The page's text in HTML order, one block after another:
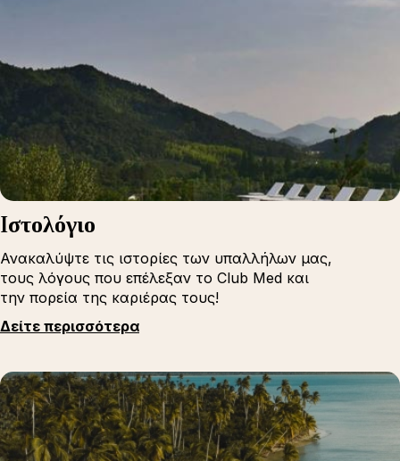
Iστολόγιο
Ανακαλύψτε τις ιστορίες των υπαλλήλων μας,
τους λόγους που επέλεξαν το Club Med και
την πορεία της καριέρας τους!
Δείτε περισσότερα